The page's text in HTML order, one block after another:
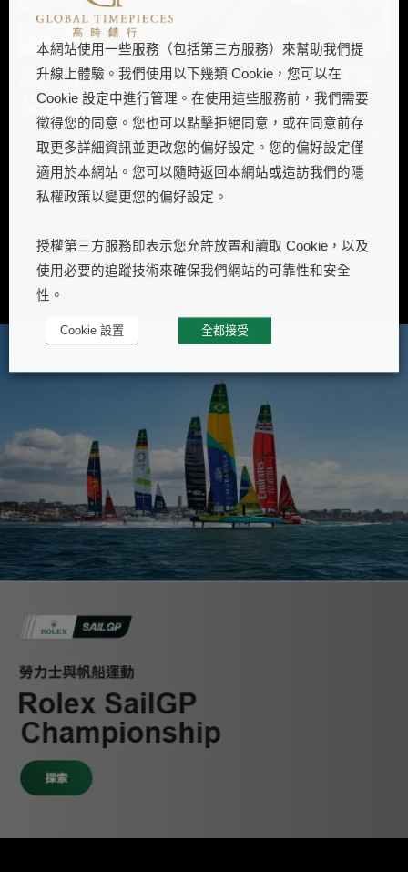
高時錶行X GP芝柏表 舉辦工藝分享
及腕錶鑑賞晚宴
2026年5月13日 上週，高時錶行與瑞士高級製錶品牌 Girard-
Perregaux（GP 芝柏表）攜手舉 …
本網站使用一些服務（包括第三方服務）來幫助我們提
升線上體驗。我們使用以下幾類 Cookie，您可以在
Cookie 設定中進行管理。在使用這些服務前，我們需要
徵得您的同意。您也可以點擊拒絕同意，或在同意前存
取更多詳細資訊並更改您的偏好設定。您的偏好設定僅
適用於本網站。您可以隨時返回本網站或造訪我們的隱
私權政策以變更您的偏好設定。
授權第三方服務即表示您允許放置和讀取 Cookie，以及
使用必要的追蹤技術來確保我們網站的可靠性和安全
性。
Cookie 設置 全都接受